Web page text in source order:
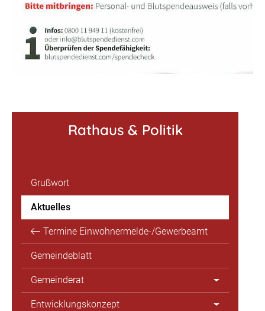
Rathaus & Politik
Grußwort
Aktuelles
Termine Einwohnermelde-/Gewerbeamt
Gemeindeblatt
Gemeinderat
Entwicklungskonzept